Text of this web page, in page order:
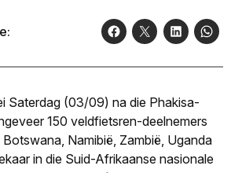
Saterdag (03/09) na die Phakisa-
150 veldfietsren-deelnemers
Namibië, Zambië, Uganda
in die Suid-Afrikaanse nasionale